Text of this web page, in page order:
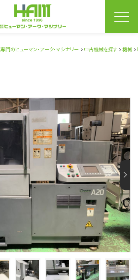
のヒューマン・アーク・マシナリー 中古機械を探す 機械